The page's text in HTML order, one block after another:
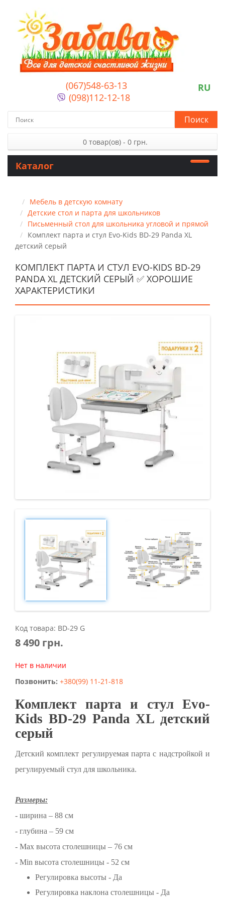
(067)548-63-13
(098)112-12-18
RU
Поиск
0 товар(ов) - 0 грн.
Каталог
Мебель в детскую комнату
Детские стол и парта для школьников
Письменный стол для школьника угловой и прямой
Комплект парта и стул Evo-Kids BD-29 Panda XL
детский серый
КОМПЛЕКТ ПАРТА И СТУЛ EVO-KIDS BD-29
PANDA XL ДЕТСКИЙ СЕРЫЙ ✅ ХОРОШИЕ
ХАРАКТЕРИСТИКИ
Код товара: BD-29 G
8 490 грн.
Нет в наличии
Позвонить: +380(99) 11-21-818
Комплект парта и стул Evo-
Kids BD-29 Panda XL детский
серый
Детский комплект регулируемая парта с надстройкой и
регулируемый стул для школьника.
Размеры:
- ширина – 88 см
- глубина – 59 см
- Max высота столешницы – 76 см
- Min высота столешницы - 52 см
Регулировка высоты - Да
Регулировка наклона столешницы - Да